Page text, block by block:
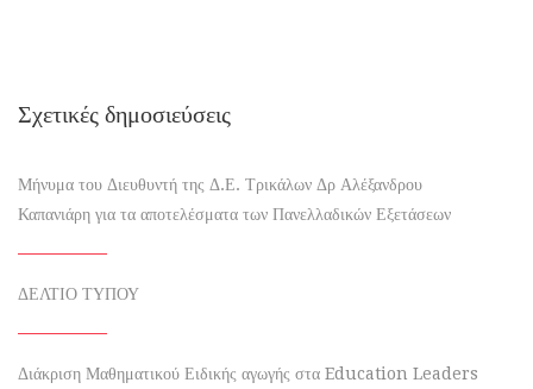
Σχετικές δημοσιεύσεις
Μήνυμα του Διευθυντή της Δ.Ε. Τρικάλων Δρ Αλέξανδρου
Καπανιάρη για τα αποτελέσματα των Πανελλαδικών Εξετάσεων
ΔΕΛΤΙΟ ΤΥΠΟΥ
Διάκριση Μαθηματικού Ειδικής αγωγής στα Education Leaders